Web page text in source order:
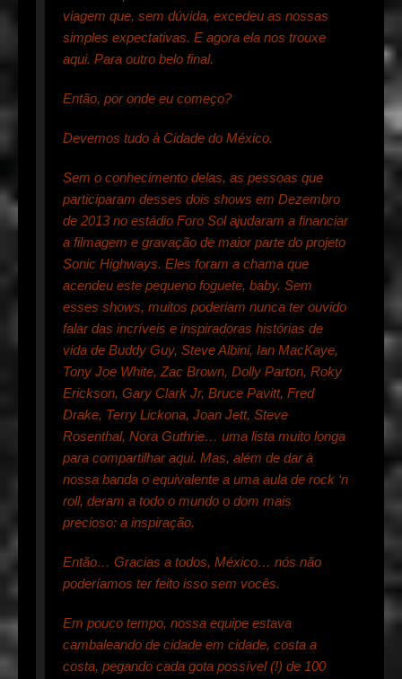
viagem que, sem dúvida, excedeu as nossas
simples expectativas. E agora ela nos trouxe
aqui. Para outro belo final.
Então, por onde eu começo?
Devemos tudo à Cidade do México.
Sem o conhecimento delas, as pessoas que
participaram desses dois shows em Dezembro
de 2013 no estádio Foro Sol ajudaram a financiar
a filmagem e gravação de maior parte do projeto
Sonic Highways. Eles foram a chama que
acendeu este pequeno foguete, baby. Sem
esses shows, muitos poderiam nunca ter ouvido
falar das incríveis e inspiradoras histórias de
vida de Buddy Guy, Steve Albini, Ian MacKaye,
Tony Joe White, Zac Brown, Dolly Parton, Roky
Erickson, Gary Clark Jr, Bruce Pavitt, Fred
Drake, Terry Lickona, Joan Jett, Steve
Rosenthal, Nora Guthrie… uma lista muito longa
para compartilhar aqui. Mas, além de dar à
nossa banda o equivalente a uma aula de rock ‘n
roll, deram a todo o mundo o dom mais
precioso: a inspiração.
Então… Gracias a todos, México… nós não
poderíamos ter feito isso sem vocês.
Em pouco tempo, nossa equipe estava
cambaleando de cidade em cidade, costa a
costa, pegando cada gota possível (!) de 100